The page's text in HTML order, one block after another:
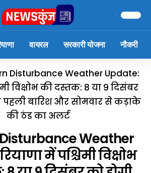
वायरल सरकारी योजना नौकरी
Disturbance Weather Update:
विक्षोभ की दस्तक: 8 या 9 दिसंबर
पहली बारिश और सोमवार से कड़ाके
की ठंड का अलर्ट
Weather
में पश्चिमी विक्षोभ